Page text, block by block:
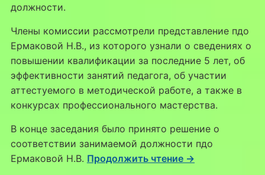
должности.
Члены комиссии рассмотрели представление пдо
Ермаковой Н.В., из которого узнали о сведениях о
повышении квалификации за последние 5 лет, об
эффективности занятий педагога, об участии
аттестуемого в методической работе, а также в
конкурсах профессионального мастерства.
В конце заседания было принято решение о
соответствии занимаемой должности пдо
Ермаковой Н.В. Продолжить чтение →